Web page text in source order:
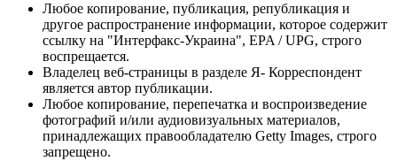
Любое копирование, публикация, републикация и
другое распространение информации, которое содержит
ссылку на "Интерфакс-Украина", EPA / UPG, строго
воспрещается.
Владелец веб-страницы в разделе Я- Корреспондент
является автор публикации.
Любое копирование, перепечатка и воспроизведение
фотографий и/или аудиовизуальных материалов,
принадлежащих правообладателю Getty Images, строго
запрещено.